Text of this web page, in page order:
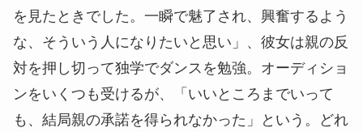
を見たときでした。一瞬で魅了され、興奮するよう
な、そういう人になりたいと思い」、彼女は親の反
対を押し切って独学でダンスを勉強。オーディショ
ンをいくつも受けるが、「いいところまでいって
も、結局親の承諾を得られなかった」という。どれ